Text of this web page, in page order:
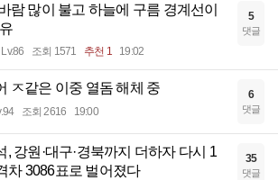
람 많이 불고 하늘에 구름 경계선이
Lv.86 조회 1571 추천 1 19:02
5
댓글
ㅈ같은 이중 열돔 해체 중
조회 2616 19:00
6
댓글
, 강원·대구·경북까지 더하자 다시 1
차 3086표로 벌어졌다
35
댓글